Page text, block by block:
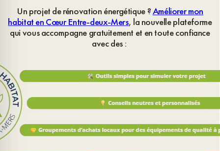
Un projet de rénovation énergétique ?Améliorer mon
habitat en Cœur Entre-deux-Mers, la nouvelle plateforme
qui vous accompagne gratuitement et en toute confiance
avec des :